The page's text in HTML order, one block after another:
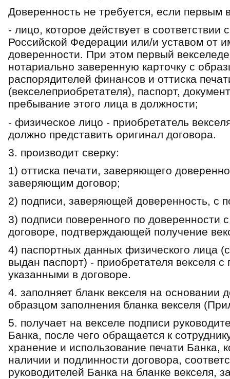
Доверенность не требуется, если первым
- лицо, которое действует в соответствии
Российской Федерации или/и уставом от
доверенности. При этом первый
нотариально заверенную карточку с
распорядителей финансов и оттиска
(векселеприобретателя), паспорт,
пребывание этого лица в должности;
- физическое лицо - приобретатель
должно представить оригинал договора.
3. производит сверку:
1) оттиска печати, заверяющего
заверяющим договор;
2) подписи, заверяющей доверенность, с
3) подписи поверенного по доверенности
договоре, подтверждающей получение
4) паспортных данных физического лица
выдан паспорт) - приобретателя векселя
указанными в договоре.
4. заполняет бланк векселя на основании
образцом заполнения бланка векселя
5. получает на векселе подписи
Банка, после чего обращается к
хранение и использование печати Банка,
наличии и подлинности договора,
руководителей Банка на бланке векселя,